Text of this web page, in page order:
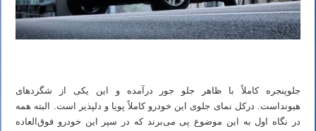
جلوپنجره کاملاً با ظاهر جلو جور درآمده و این یکی از شگردهای
هیونداست. درکل نمای جلوی این خودرو کاملاً پویا و دلپذیر است. البته همه
در نگاه اول به این موضوع پی می‌برند که در سپر این خودرو فوق‌العاده